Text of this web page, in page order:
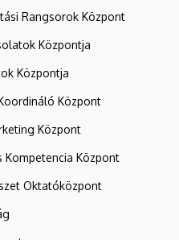
Rangsorok Központ
Központja
Központja
Központ
Központ
Kompetencia Központ
Oktatóközpont